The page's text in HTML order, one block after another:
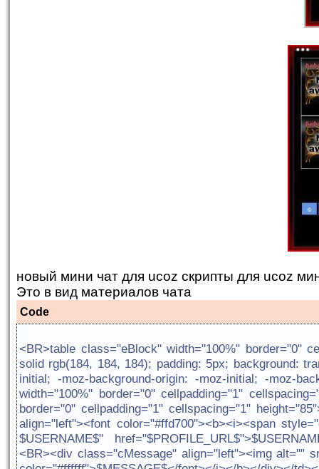
новый мини чат для ucoz скрипты для ucoz
Это в вид материалов чата
Code
<BR>table class="eBlock" width="100%" border="0"
solid rgb(184, 184, 184); padding: 5px; background:
initial; -moz-background-origin: -moz-initial; -moz-
width="100%" border="0" cellpadding="1"
border="0" cellpadding="1" cellspacing="1"
align="left"><font color="#ffd700"><b><i><span
$USERNAME$"
<BR><div class="cMessage" align="left"><img alt=""